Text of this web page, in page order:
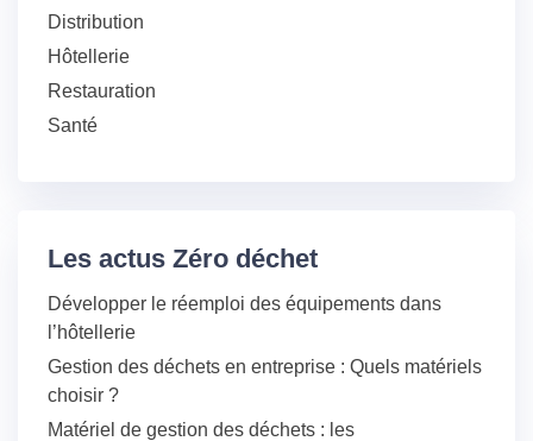
Distribution
Hôtellerie
Restauration
Santé
Les actus Zéro déchet
Développer le réemploi des équipements dans
l’hôtellerie
Gestion des déchets en entreprise : Quels matériels
choisir ?
Matériel de gestion des déchets : les